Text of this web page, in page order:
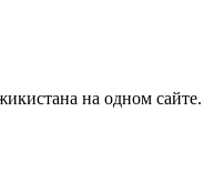
на одном сайте.